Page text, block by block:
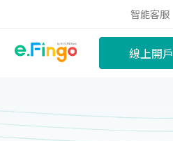
智能客服
線上開戶